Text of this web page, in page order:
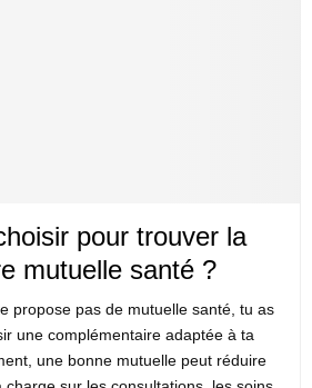
pour trouver la
mutuelle santé ?
propose pas de mutuelle santé, tu as
une complémentaire adaptée à ta
une bonne mutuelle peut réduire